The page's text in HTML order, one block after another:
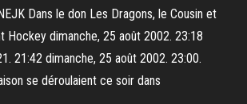
Dans le don Les Dragons, le Cousin et
Hockey dimanche, 25 août 2002. 23:18
21:42 dimanche, 25 août 2002. 23:00.
se déroulaient ce soir dans